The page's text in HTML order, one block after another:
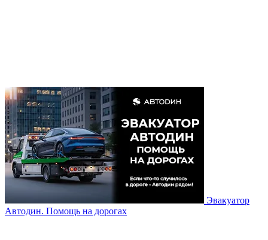
Эвакуатор
Автодин. Помощь на дорогах